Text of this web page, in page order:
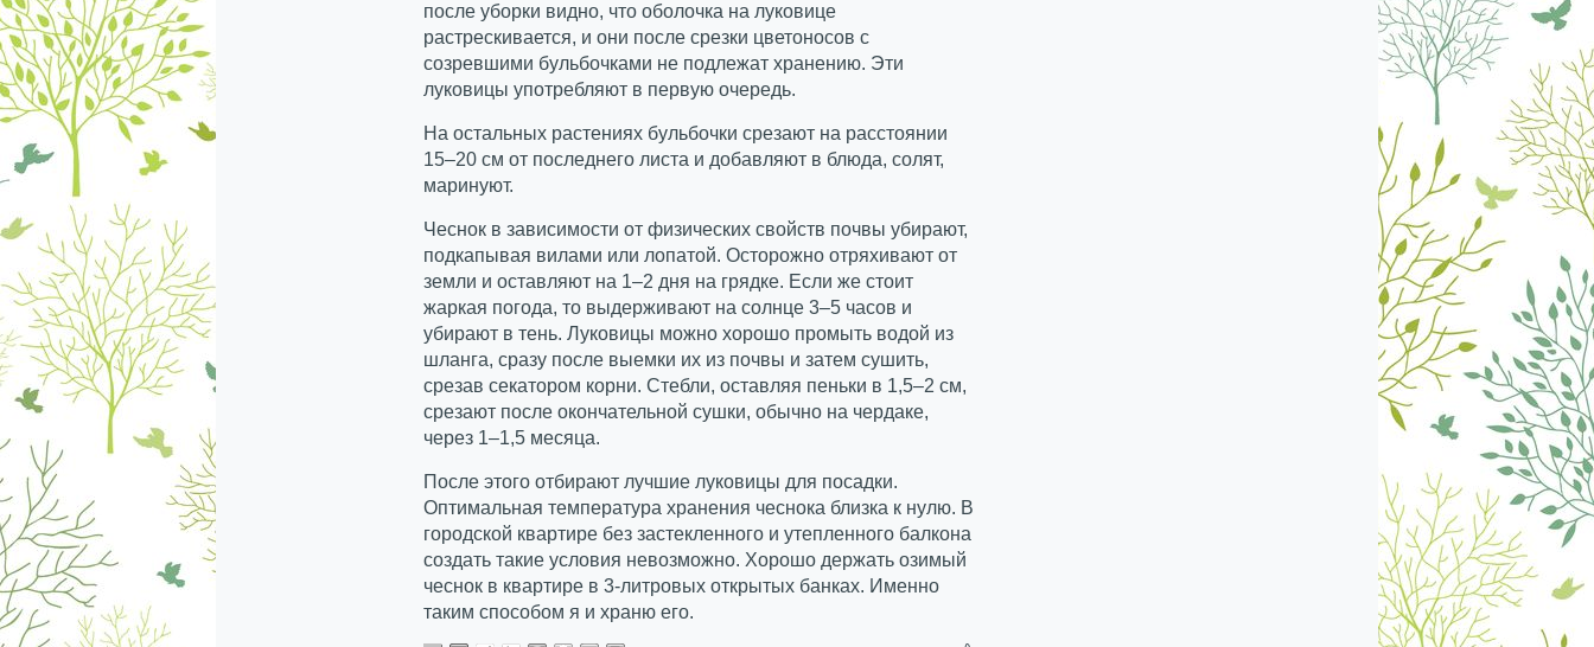
после уборки видно, что оболочка на луковице
растрескивается, и они после срезки цветоносов с
созревшими бульбочками не подлежат хранению. Эти
луковицы употребляют в первую очередь.
На остальных растениях бульбочки срезают на расстоянии
15–20 см от последнего листа и добавляют в блюда, солят,
маринуют.
Чеснок в зависимости от физических свойств почвы убирают,
подкапывая вилами или лопатой. Осторожно отряхивают от
земли и оставляют на 1–2 дня на грядке. Если же стоит
жаркая погода, то выдерживают на солнце 3–5 часов и
убирают в тень. Луковицы можно хорошо промыть водой из
шланга, сразу после выемки их из почвы и затем сушить,
срезав секатором корни. Стебли, оставляя пеньки в 1,5–2 см,
срезают после окончательной сушки, обычно на чердаке,
через 1–1,5 месяца.
После этого отбирают лучшие луковицы для посадки.
Оптимальная температура хранения чеснока близка к нулю. В
городской квартире без застекленного и утепленного балкона
создать такие условия невозможно. Хорошо держать озимый
чеснок в квартире в 3-литровых открытых банках. Именно
таким способом я и храню его.